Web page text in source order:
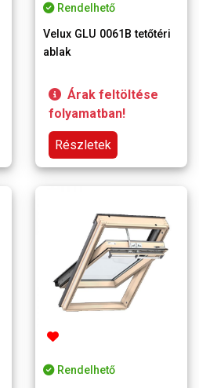
Rendelhető
Velux GLU 0061B tetőtéri
ablak
Árak feltöltése
folyamatban!
Részletek
Rendelhető